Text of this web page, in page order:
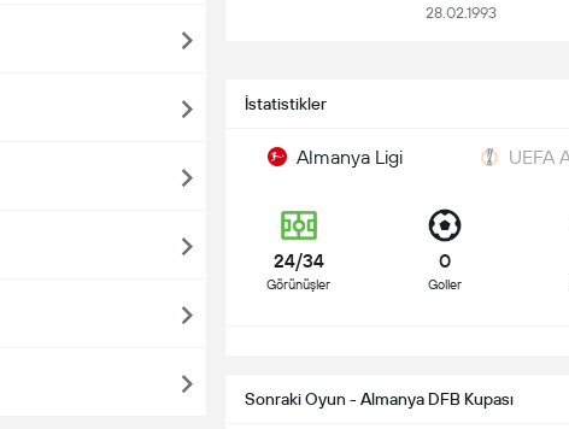
28.02.1993
İstatistikler
Almanya Ligi UEFA
24/34
Görünüşler
0
Goller
Sonraki Oyun - Almanya DFB Kupası